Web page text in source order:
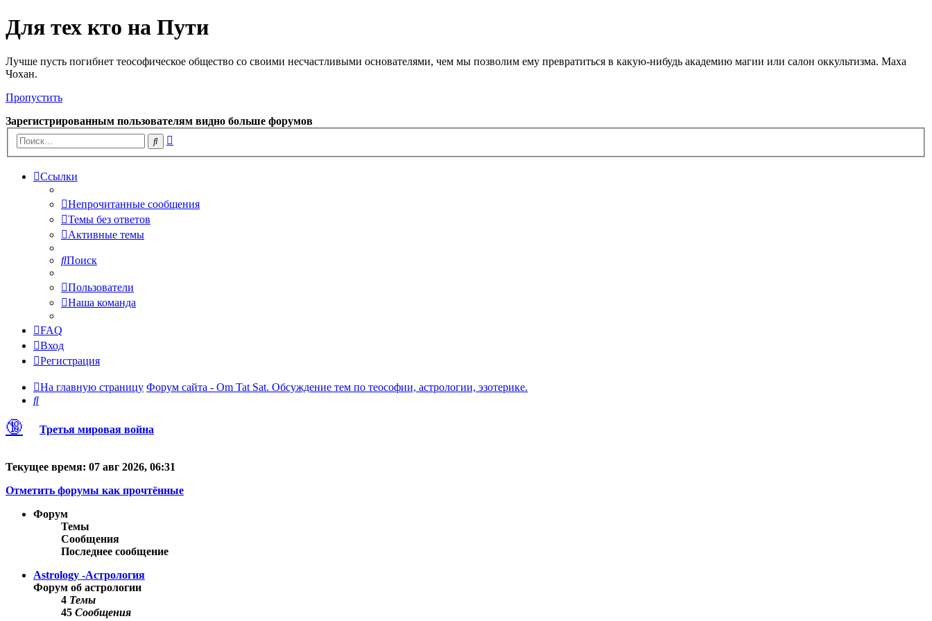
Для тех кто на Пути
Лучше пусть погибнет теософическое общество со своими несчастливыми основателями, чем мы позволим ему превратиться в какую-нибудь академию магии или салон оккультизма. Маха
Чохан.
Пропустить
Зарегистрированным пользователям видно больше форумов
Поиск
Ссылки
Непрочитанные сообщения
Темы без ответов
Активные темы
Поиск
Пользователи
Наша команда
FAQ
Вход
Регистрация
На главную страницу Форум сайта - Om Tat Sat. Обсуждение тем по теософии, астрологии, эзотерике.
Поиск
🔞 Третья мировая война
Текущее время: 07 авг 2026, 06:31
Отметить форумы как прочтённые
Форум
Темы
Сообщения
Последнее сообщение
Astrology -Астрология
Форум об астрологии
4 Темы
45 Сообщения